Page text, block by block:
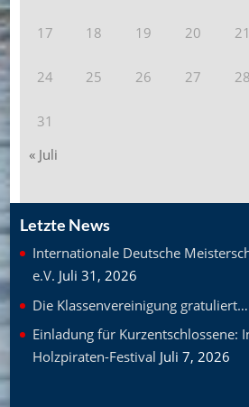
17 18 19 20 21
24 25 26 27 28
31
« Juli
Letzte News
Internationale Deutsche
e.V. Juli 31, 2026
Die Klassenvereinigung gratuliert…
Einladung für Kurzentschlossene:
Holzpiraten-Festival Juli 7, 2026